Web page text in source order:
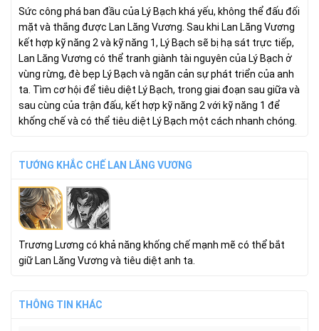
Sức công phá ban đầu của Lý Bạch khá yếu, không thể đấu đối
mặt và thắng được Lan Lăng Vương. Sau khi Lan Lăng Vương
kết hợp kỹ năng 2 và kỹ năng 1, Lý Bạch sẽ bị hạ sát trực tiếp,
Lan Lăng Vương có thể tranh giành tài nguyên của Lý Bạch ở
vùng rừng, đè bẹp Lý Bạch và ngăn cản sự phát triển của anh
ta. Tìm cơ hội để tiêu diệt Lý Bạch, trong giai đoạn sau giữa và
sau cùng của trận đấu, kết hợp kỹ năng 2 với kỹ năng 1 để
khống chế và có thể tiêu diệt Lý Bạch một cách nhanh chóng.
TƯỚNG KHẮC CHẾ LAN LĂNG VƯƠNG
Trương Lương có khả năng khống chế mạnh mẽ có thể bắt
giữ Lan Lăng Vương và tiêu diệt anh ta.
THÔNG TIN KHÁC